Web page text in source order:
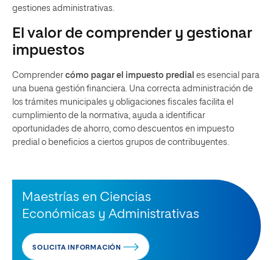
gestiones administrativas.
El valor de comprender y gestionar
impuestos
Comprender cómo pagar el impuesto predial es esencial para
una buena gestión financiera. Una correcta administración de
los trámites municipales y obligaciones fiscales facilita el
cumplimiento de la normativa, ayuda a identificar
oportunidades de ahorro, como descuentos en impuesto
predial o beneficios a ciertos grupos de contribuyentes.
Maestrías en Ciencias
Económicas y Administrativas
SOLICITA INFORMACIÓN